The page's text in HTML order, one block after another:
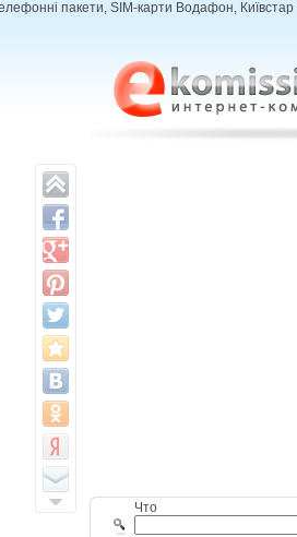
пакети, SIM-карти Водафон,
Что